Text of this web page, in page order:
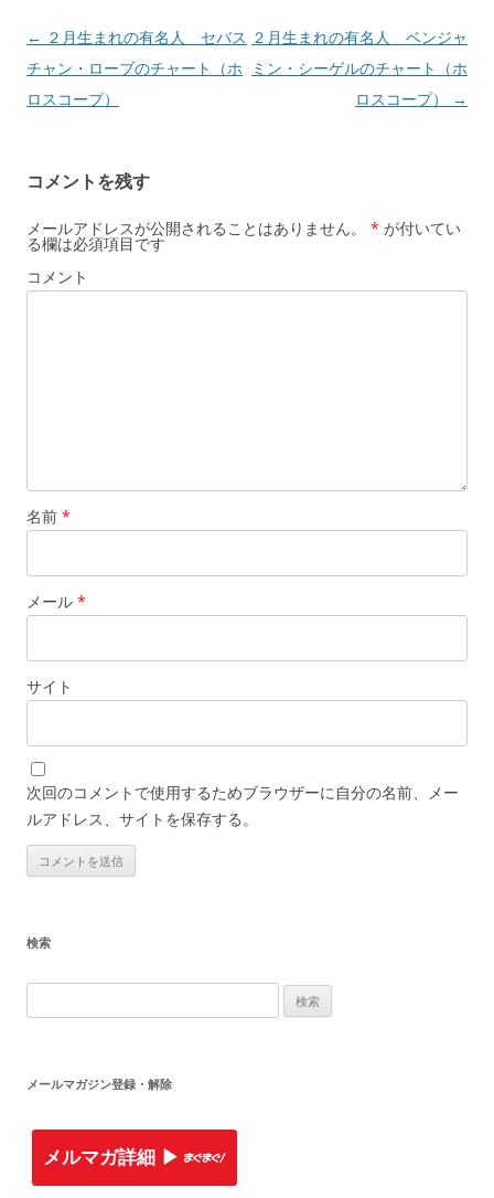
投
稿
ナ
ー
シ
ョ
ン
← ２月生まれの有名人 セバス
チャン・ローブのチャート（ホ
ロスコープ）
２月生まれの有名人 ベンジャ
ミン・シーゲルのチャート（ホ
ロスコープ）
→
コメントを残す
メールアドレスが公開されることはありません。 * が付いてい
る欄は必須項目です
コメント
名前 *
メール *
サイト
次回のコメントで使用するためブラウザーに自分の名前、メー
ルアドレス、サイトを保存する。
検索
索
メールマガジン登録・解除
メルマガ詳細 ▶︎